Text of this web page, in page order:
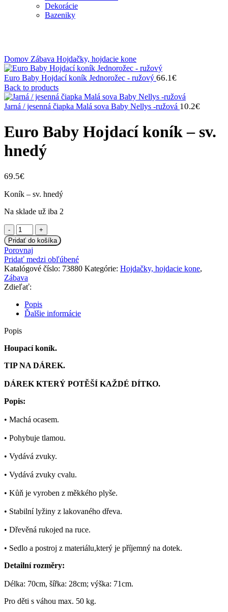
Dekorácie
Bazeniky
Domov Zábava Hojdačky, hojdacie kone
Euro Baby Hojdací koník Jednorožec - ružový 66.1€
Back to products
Jarná / jesenná čiapka Malá sova Baby Nellys -ružová 10.2€
Euro Baby Hojdací koník – sv.
hnedý
69.5€
Koník – sv. hnedý
Na sklade už iba 2
množstvo
Euro
Baby
Hojdací
koník
-
sv.
hnedý
Pridať do košíka
Porovnaj
Pridať medzi obľúbené
Katalógové číslo: 73880 Kategórie: Hojdačky, hojdacie kone,
Zábava
Zdieľať:
Popis
Ďalšie informácie
Popis
Houpací koník.
TIP NA DÁREK.
DÁREK KTERÝ POTĚŠÍ KAŽDÉ DÍTKO.
Popis:
• Machá ocasem.
• Pohybuje tlamou.
• Vydává zvuky.
• Vydává zvuky cvalu.
• Kůň je vyroben z měkkého plyše.
• Stabilní lyžiny z lakovaného dřeva.
• Dřevěná rukojed na ruce.
• Sedlo a postroj z materiálu,který je příjemný na dotek.
Detailní rozměry:
Délka: 70cm, šířka: 28cm; výška: 71cm.
Pro děti s váhou max. 50 kg.